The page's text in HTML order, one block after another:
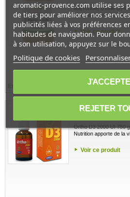
Marronnier d'Inde OPC
- Herboristerie de
Voir ce produit
Ortho D3 2000 UI
Ortho D3 2000 UI 750
Nutrition apporte de la
Voir ce produit
aromatic-provence.com utilise ses
de tiers pour améliorer nos
publicités liées à vos préférences
habitudes de navigation. Pour
à son utilisation, appuyez sur le
Politique de cookies
REJETER
J'ACCEPTE